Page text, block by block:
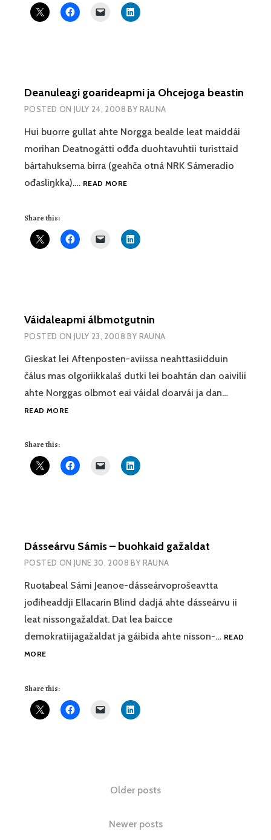
Deanuleagi goarideapmi ja Ohcejoga beastin
POSTED ON JULY 24, 2008 BY RAUNA
Hui buorre gullat ahte Norgga bealde leat maiddái
morihan Deatnogátti ođđa duohtavuhtii turisttaid
bártahuksema birra (geahča otná NRK Sámeradio
ođasliŋkka).… READ MOREDEANULEAGI
BEASTIN
Share this:
Váidaleapmi álbmotgutnin
POSTED ON JULY 23, 2008 BY RAUNA
Gieskat lei Aftenposten-aviissa neahttasiidduin
čálus mas olgoriikkalaš dutki lei boahtán dan oaivilii
ahte Norggas olbmot eai váidal doarvái ja dan…
READ MOREVÁIDALEAPMI
Share this:
Dásseárvu Sámis – buohkaid gažaldat
POSTED ON JUNE 30, 2008 BY RAUNA
Ruoŧabeal Sámi Jeanoe-dásseárvoprošeavtta
jođiheaddji Ellacarin Blind dadjá ahte dásseárvu ii
leat nissongažaldat. Dat lea baicce
demokratiijagažaldat ja gáibida ahte nisson-… READ
MOREDÁSSEÁRVU
BUOHKAID
GAŽALDAT
Share this:
Older posts
Newer posts